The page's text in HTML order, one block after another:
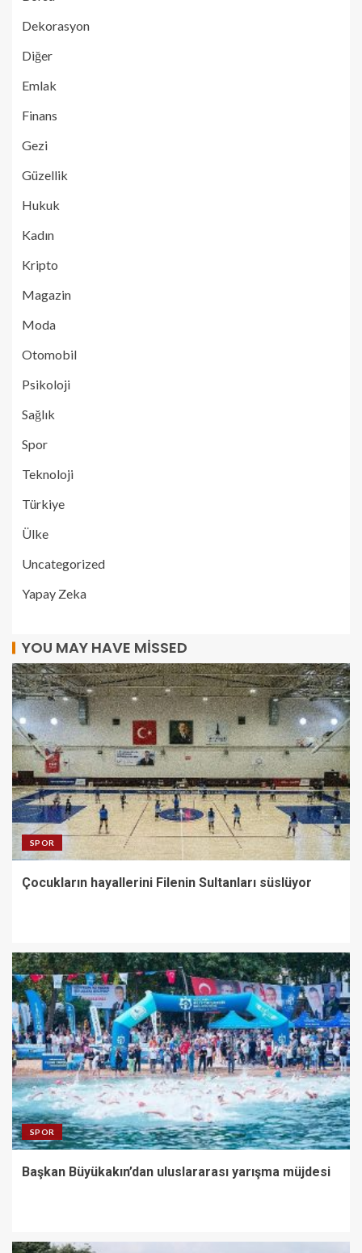
Dekorasyon
Diğer
Emlak
Finans
Gezi
Güzellik
Hukuk
Kadın
Kripto
Magazin
Moda
Otomobil
Psikoloji
Sağlık
Spor
Teknoloji
Türkiye
Ülke
Uncategorized
Yapay Zeka
YOU MAY HAVE MISSED
SPOR
Çocukların hayallerini Filenin Sultanları süslüyor
SPOR
Başkan Büyükakın’dan uluslararası yarışma müjdesi